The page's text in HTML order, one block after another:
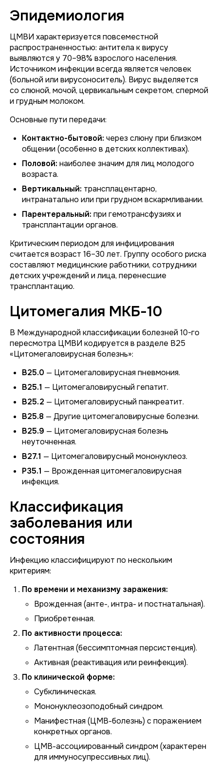
Эпидемиология
ЦМВИ характеризуется повсеместной
распространенностью: антитела к вирусу
выявляются у 70–98% взрослого населения.
Источником инфекции всегда является человек
(больной или вирусоноситель). Вирус выделяется
со слюной, мочой, цервикальным секретом, спермой
и грудным молоком.
Основные пути передачи:
Контактно-бытовой: через слюну при близком
общении (особенно в детских коллективах).
Половой: наиболее значим для лиц молодого
возраста.
Вертикальный: трансплацентарно,
интранатально или при грудном вскармливании.
Парентеральный: при гемотрансфузиях и
трансплантации органов.
Критическим периодом для инфицирования
считается возраст 16–30 лет. Группу особого риска
составляют медицинские работники, сотрудники
детских учреждений и лица, перенесшие
трансплантацию.
Цитомегалия МКБ-10
В Международной классификации болезней 10-го
пересмотра ЦМВИ кодируется в разделе B25
«Цитомегаловирусная болезнь»:
B25.0 — Цитомегаловирусная пневмония.
B25.1 — Цитомегаловирусный гепатит.
B25.2 — Цитомегаловирусный панкреатит.
B25.8 — Другие цитомегаловирусные болезни.
B25.9 — Цитомегаловирусная болезнь
неуточненная.
B27.1 — Цитомегаловирусный мононуклеоз.
P35.1 — Врожденная цитомегаловирусная
инфекция.
Классификация
заболевания или
состояния
Инфекцию классифицируют по нескольким
критериям:
По времени и механизму заражения:
Врожденная (анте-, интра- и постнатальная).
Приобретенная.
По активности процесса:
Латентная (бессимптомная персистенция).
Активная (реактивация или реинфекция).
По клинической форме:
Субклиническая.
Мононуклеозоподобный синдром.
Манифестная (ЦМВ-болезнь) с поражением
конкретных органов.
ЦМВ-ассоциированный синдром (характерен
для иммуносупрессивных лиц).